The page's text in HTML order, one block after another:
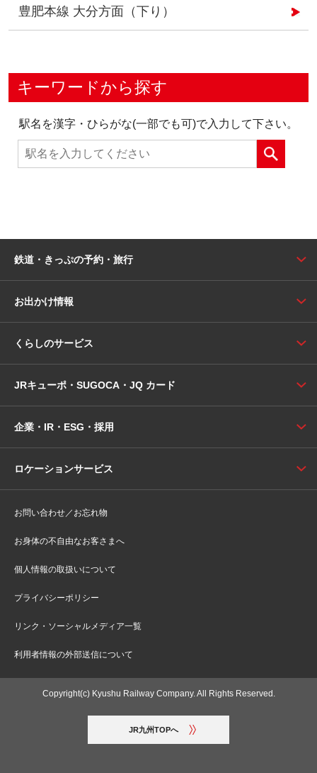
豊肥本線 大分方面（下り）
キーワードから探す
駅名を漢字・ひらがな(一部でも可)で入力して下さい。
鉄道・きっぷの予約・旅行
お出かけ情報
くらしのサービス
JRキューポ・SUGOCA・JQ カード
企業・IR・ESG・採用
ロケーションサービス
お問い合わせ／お忘れ物
お身体の不自由なお客さまへ
個人情報の取扱いについて
プライバシーポリシー
リンク・ソーシャルメディア一覧
利用者情報の外部送信について
Copyright(c) Kyushu Railway Company. All Rights Reserved.
JR九州TOPへ